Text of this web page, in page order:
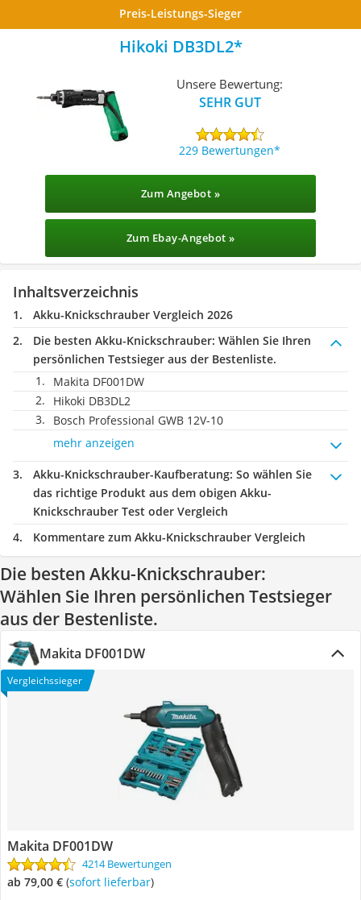
Preis-Leistungs-Sieger
Hikoki DB3DL2
Unsere Bewertung:
SEHR GUT
229 Bewertungen
Zum Angebot »
Zum Ebay-Angebot »
Inhaltsverzeichnis
Akku-Knickschrauber Vergleich 2026
Die besten Akku-Knickschrauber: Wählen Sie Ihren
persönlichen Testsieger aus der Bestenliste.
Makita DF001DW
Hikoki DB3DL2
Bosch Professional GWB 12V-10
mehr anzeigen
Akku-Knickschrauber-Kaufberatung: So wählen Sie
das richtige Produkt aus dem obigen Akku-
Knickschrauber Test oder Vergleich
Kommentare zum Akku-Knickschrauber Vergleich
Die besten Akku-Knickschrauber:
Wählen Sie Ihren persönlichen Testsieger
aus der Bestenliste.
Makita DF001DW
Vergleichssieger
Makita DF001DW
4214 Bewertungen
ab 79,00 € ( Sofort lieferbar)